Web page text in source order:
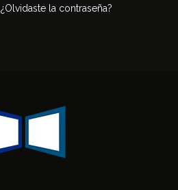
¿Olvidaste la contraseña?